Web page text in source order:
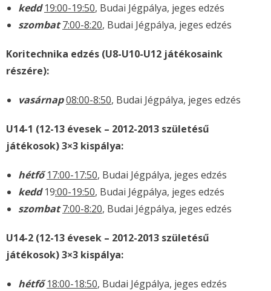
kedd19:00-19:50, Budai Jégpálya, jeges edzés
szombat7:00-8:20, Budai Jégpálya, jeges edzés
Koritechnika edzés (U8-U10-U12 játékosaink
részére):
vasárnap08:00-8:50, Budai Jégpálya, jeges edzés
U14-1 (12-13 évesek – 2012-2013 születésű
játékosok) 3×3 kispálya:
hétfő17:00-17:50, Budai Jégpálya, jeges edzés
kedd19:00-19:50, Budai Jégpálya, jeges edzés
szombat7:00-8:20, Budai Jégpálya, jeges edzés
U14-2 (12-13 évesek – 2012-2013 születésű
játékosok) 3×3 kispálya:
hétfő18:00-18:50, Budai Jégpálya, jeges edzés